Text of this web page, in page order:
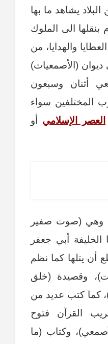
يشاهد ما بها
الى الملوك
والهدايا، من
(الأصمعيات)
أثنان وسبعون
المختلفين سواء
العصر الإسلامي أو
وهي (صوت صفير
الخليفة أبي جعفر
أن يتلها كما نظم
وقصيدة (خلق
كما كتب عديد من
القرآن فتوح
وكتاب (ما